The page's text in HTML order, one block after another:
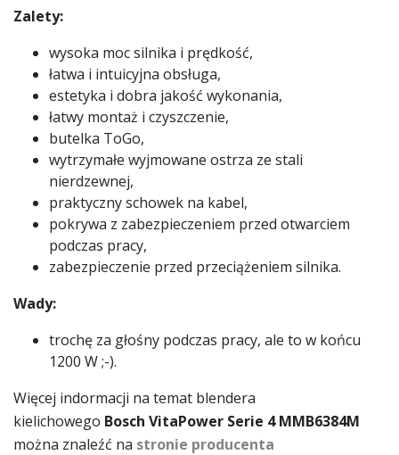
Zalety:
wysoka moc silnika i prędkość,
łatwa i intuicyjna obsługa,
estetyka i dobra jakość wykonania,
łatwy montaż i czyszczenie,
butelka ToGo,
wytrzymałe wyjmowane ostrza ze stali
nierdzewnej,
praktyczny schowek na kabel,
pokrywa z zabezpieczeniem przed otwarciem
podczas pracy,
zabezpieczenie przed przeciążeniem silnika.
Wady:
trochę za głośny podczas pracy, ale to w końcu
1200 W ;-).
Więcej indormacji na temat blendera
kielichowego Bosch VitaPower Serie 4 MMB6384M
można znaleźć na stronie producenta